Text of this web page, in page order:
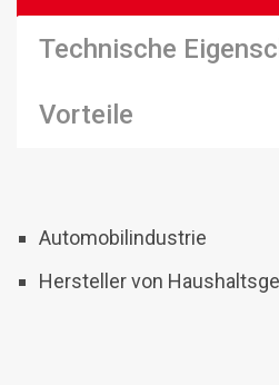
Technische
Vorteile
Automobilindustrie
Hersteller von